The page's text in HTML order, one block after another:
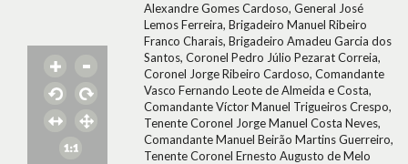
Alexandre Gomes Cardoso, General José
Lemos Ferreira, Brigadeiro Manuel Ribeiro
Franco Charais, Brigadeiro Amadeu Garcia dos
Santos, Coronel Pedro Júlio Pezarat Correia,
Coronel Jorge Ribeiro Cardoso, Comandante
Vasco Fernando Leote de Almeida e Costa,
Comandante Víctor Manuel Trigueiros Crespo,
Tenente Coronel Jorge Manuel Costa Neves,
Comandante Manuel Beirão Martins Guerreiro,
Tenente Coronel Ernesto Augusto de Melo